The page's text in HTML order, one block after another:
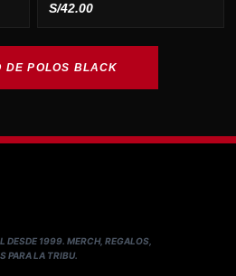
S/42.00
DE POLOS BLACK
DESDE 1999. MERCH, REGALOS,
PARA LA TRIBU.